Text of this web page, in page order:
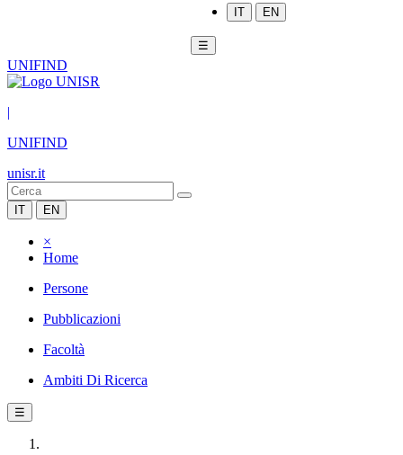
IT EN
☰
UNIFIND
|
UNIFIND
unisr.it
IT EN
×
Home
Persone
Pubblicazioni
Facoltà
Ambiti Di Ricerca
☰